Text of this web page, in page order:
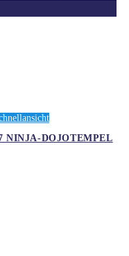
NINJA-DOJOTEMPEL